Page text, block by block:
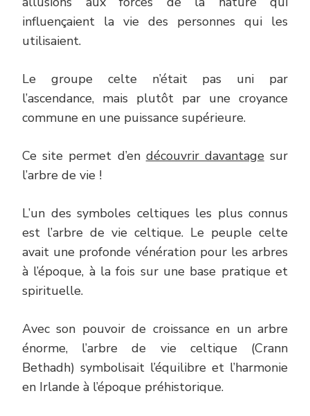
influençaient la vie des personnes qui les
utilisaient.
Le groupe celte n’était pas uni par
l’ascendance, mais plutôt par une croyance
commune en une puissance supérieure.
Ce site permet d’en découvrir davantagesur
l’arbre de vie !
L’un des symboles celtiques les plus connus
est l’arbre de vie celtique. Le peuple celte
avait une profonde vénération pour les arbres
à l’époque, à la fois sur une base pratique et
spirituelle.
Avec son pouvoir de croissance en un arbre
énorme, l’arbre de vie celtique (Crann
Bethadh) symbolisait l’équilibre et l’harmonie
en Irlande à l’époque préhistorique.